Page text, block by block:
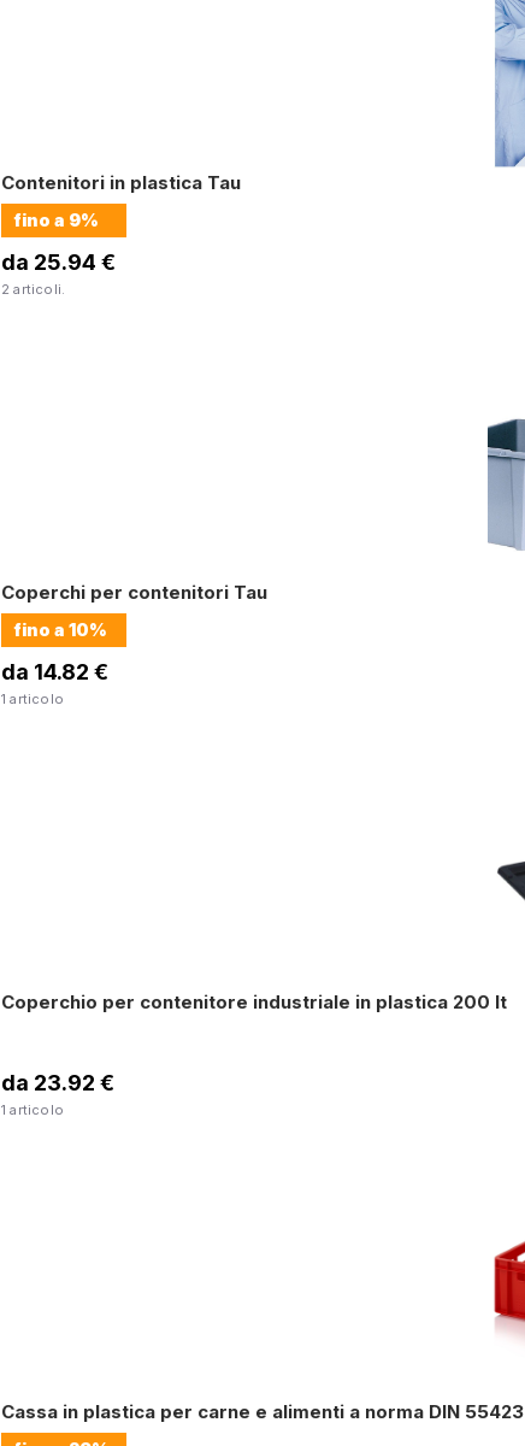
Contenitori in plastica Tau
fino a 9%
da 25.94 €
2 articoli.
Coperchi per contenitori Tau
fino a 10%
da 14.82 €
1 articolo
Coperchio per contenitore industriale in plastica 200 lt
da 23.92 €
1 articolo
Cassa in plastica per carne e alimenti a norma DIN 55423